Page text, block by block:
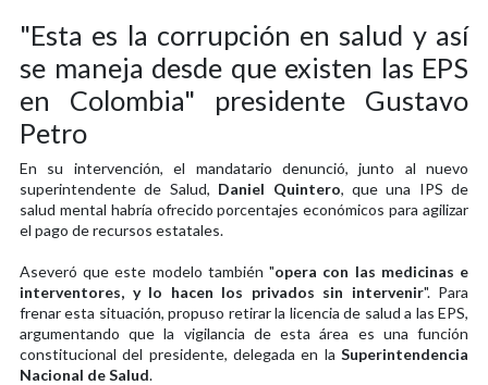
"Esta es la corrupción en salud y así
se maneja desde que existen las EPS
en Colombia" presidente Gustavo
Petro
En su intervención, el mandatario denunció, junto al nuevo
superintendente de Salud, Daniel Quintero, que una IPS de
salud mental habría ofrecido porcentajes económicos para agilizar
el pago de recursos estatales.
Aseveró que este modelo también "opera con las medicinas e
interventores, y lo hacen los privados sin intervenir". Para
frenar esta situación, propuso retirar la licencia de salud a las EPS,
argumentando que la vigilancia de esta área es una función
constitucional del presidente, delegada en la Superintendencia
Nacional de Salud.